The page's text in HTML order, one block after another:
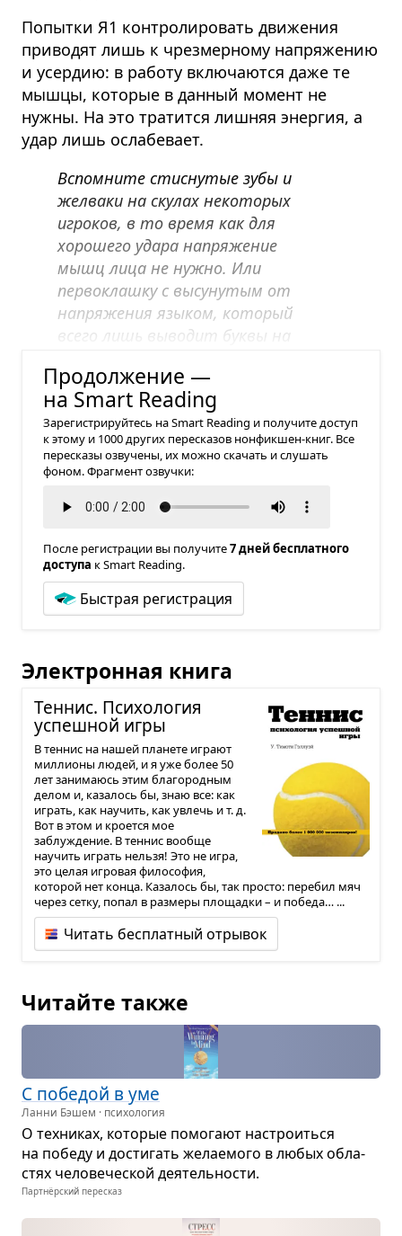
Попытки Я1 контролировать движения
приводят лишь к чрезмерному напряжению
и усердию: в работу включаются даже те
мышцы, которые в данный момент не
нужны. На это тратится лишняя энергия, а
удар лишь ослабевает.
Вспомните стиснутые зубы и
желваки на скулах некоторых
игроков, в то время как для
хорошего удара напряжение
мышц лица не нужно. Или
первоклашку с высунутым от
напряжения языком, который
всего лишь выводит буквы на
Продолжение —
на Smart Reading
Зарегистрируйтесь на Smart Reading и получите доступ
к этому и 1000 других пересказов нонфикшен-книг. Все
пересказы озвучены, их можно скачать и слушать
фоном. Фрагмент озвучки:
После регистрации вы получите7 дней бесплатного
доступа к Smart Reading.
Быстрая регистрация
Электронная книга
Тен­нис. Пси­хо­ло­гия
успеш­ной игры
В теннис на нашей планете играют
миллионы людей, и я уже более 50
лет занимаюсь этим благородным
делом и, казалось бы, знаю все: как
играть, как научить, как увлечь и т. д.
Вот в этом и кроется мое
заблуждение. В теннис вообще
научить играть нельзя! Это не игра,
это целая игровая философия,
которой нет конца. Казалось бы, так просто: перебил мяч
через сетку, попал в размеры площадки – и победа… ...
Читать бесплатный отрывок
Читайте также
С побе­дой в уме
Ланни Бэшем · психология
О тех­ни­ках, кото­рые помо­гают настро­иться
на победу и дости­гать жела­е­мого в любых обла­
стях чело­ве­че­ской дея­тель­но­сти.
Партнёрский пересказ